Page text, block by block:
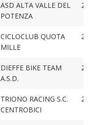
ASD ALTA VALLE DEL
POTENZA
CICLOCLUB QUOTA
MILLE
DIEFFE BIKE TEAM
A.S.D.
TRIONO RACING S.C.
CENTROBICI